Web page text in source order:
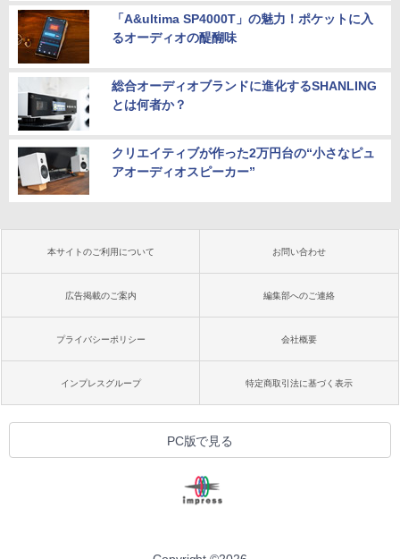
「A&ultima SP4000T」の魅力！ポケットに入
るオーディオの醍醐味
総合オーディオブランドに進化するSHANLING
とは何者か？
クリエイティブが作った2万円台の“小さなピュ
アオーディオスピーカー”
本サイトのご利用について お問い合わせ
広告掲載のご案内 編集部へのご連絡
プライバシーポリシー 会社概要
インプレスグループ 特定商取引法に基づく表示
PC版で見る